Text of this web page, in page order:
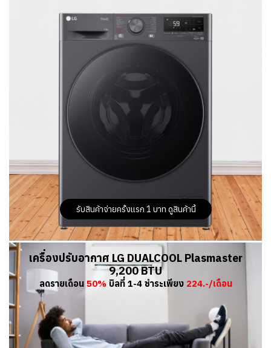
รับสินค้าจ่ายครั้งแรก 1 บาท ดูสินค้านี้
เครื่องปรับอากาศ LG DUALCOOL Plasmaster
9,200 BTU
ลดรายเดือน 50%บิลที่ 1-4 ชำระเพียง 224.-/เดือน